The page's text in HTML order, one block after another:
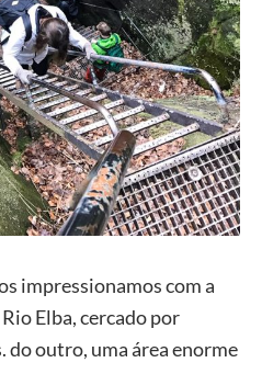
impressionamos com a
Elba, cercado por
do outro, uma área enorme